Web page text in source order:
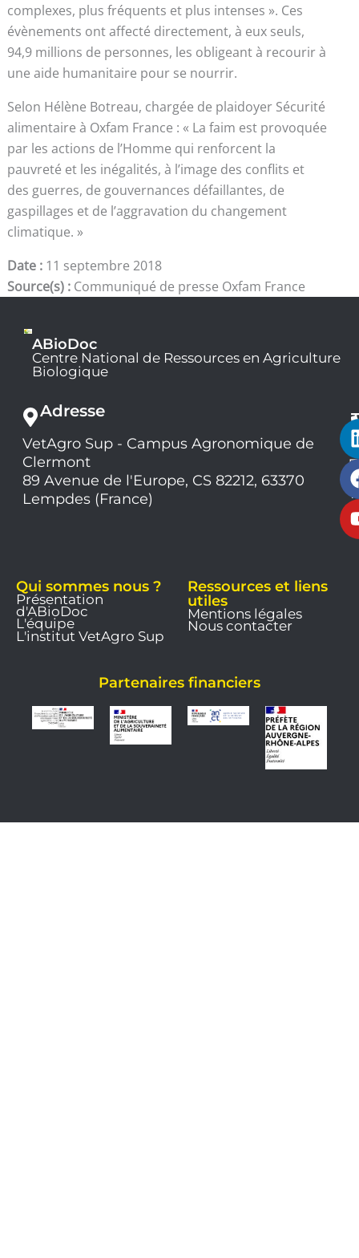
complexes, plus fréquents et plus intenses ». Ces
évènements ont affecté directement, à eux seuls,
94,9 millions de personnes, les obligeant à recourir à
une aide humanitaire pour se nourrir.
Selon Hélène Botreau, chargée de plaidoyer Sécurité
alimentaire à Oxfam France : « La faim est provoquée
par les actions de l’Homme qui renforcent la
pauvreté et les inégalités, à l’image des conflits et
des guerres, de gouvernances défaillantes, de
gaspillages et de l’aggravation du changement
climatique. »
Date : 11 septembre 2018
Source(s) : Communiqué de presse Oxfam France
ABioDoc
Centre National de Ressources en Agriculture
Biologique
Adresse
VetAgro Sup - Campus Agronomique de
Clermont
89 Avenue de l'Europe, CS 82212, 63370
Lempdes (France)
Qui sommes nous ?
Présentation
d'ABioDoc
L'équipe
L'institut VetAgro Sup
Ressources et liens
utiles
Mentions légales
Nous contacter
Partenaires financiers